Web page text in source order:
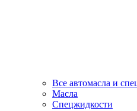
Все автомасла и
Масла
Спецжидкости